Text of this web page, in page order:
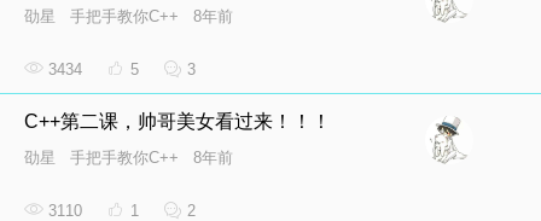
劭星 手把手教你C++ 8年前
3434 5 3
C++第二课，帅哥美女看过来！！！
劭星 手把手教你C++ 8年前
3110 1 2